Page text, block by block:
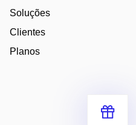
Soluções
Clientes
Planos